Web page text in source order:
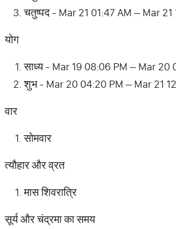
चतुष्पद - Mar 21 01:47 AM – Mar 21
योग
साध्य - Mar 19 08:06 PM – Mar 20
शुभ - Mar 20 04:20 PM – Mar 21
वार
सोमवार
त्यौहार और व्रत
मास शिवरात्रि
सूर्य और चंद्रमा का समय